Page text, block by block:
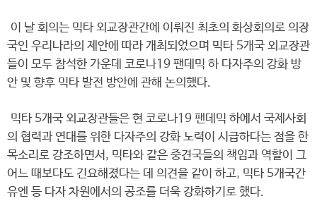
이 날 회의는 믹타 외교장관간에 이뤄진 최초의 화상회의로 의장
국인 우리나라의 제안에 따라 개최되었으며 믹타 5개국 외교장관
들이 모두 참석한 가운데 코로나19 팬데믹 하 다자주의 강화 방
안 및 향후 믹타 발전 방안에 관해 논의했다.
믹타 5개국 외교장관들은 현 코로나19 팬데믹 하에서 국제사회
의 협력과 연대를 위한 다자주의 강화 노력이 시급하다는 점을 한
목소리로 강조하면서, 믹타와 같은 중견국들의 책임과 역할이 그
어느 때보다도 긴요해졌다는 데 의견을 같이 하고, 믹타 5개국간
유엔 등 다자 차원에서의 공조를 더욱 강화하기로 했다.